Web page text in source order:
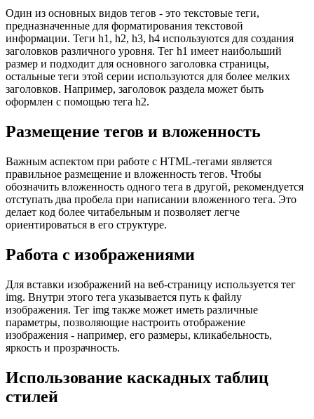
Один из основных видов тегов - это текстовые теги,
предназначенные для форматирования текстовой
информации. Теги h1, h2, h3, h4 используются для создания
заголовков различного уровня. Тег h1 имеет наибольший
размер и подходит для основного заголовка страницы,
остальные теги этой серии используются для более мелких
заголовков. Например, заголовок раздела может быть
оформлен с помощью тега h2.
Размещение тегов и вложенность
Важным аспектом при работе с HTML-тегами является
правильное размещение и вложенность тегов. Чтобы
обозначить вложенность одного тега в другой, рекомендуется
отступать два пробела при написании вложенного тега. Это
делает код более читабельным и позволяет легче
ориентироваться в его структуре.
Работа с изображениями
Для вставки изображений на веб-страницу используется тег
img. Внутри этого тега указывается путь к файлу
изображения. Тег img также может иметь различные
параметры, позволяющие настроить отображение
изображения - например, его размеры, кликабельность,
яркость и прозрачность.
Использование каскадных таблиц
стилей